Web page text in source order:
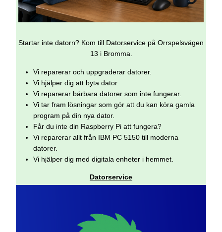
Startar inte datorn? Kom till Datorservice på Orrspelsvägen
13 i Bromma.
Vi reparerar och uppgraderar datorer.
Vi hjälper dig att byta dator.
Vi reparerar bärbara datorer som inte fungerar.
Vi tar fram lösningar som gör att du kan köra gamla
program på din nya dator.
Får du inte din Raspberry Pi att fungera?
Vi reparerar allt från IBM PC 5150 till moderna
datorer.
Vi hjälper dig med digitala enheter i hemmet.
Datorservice